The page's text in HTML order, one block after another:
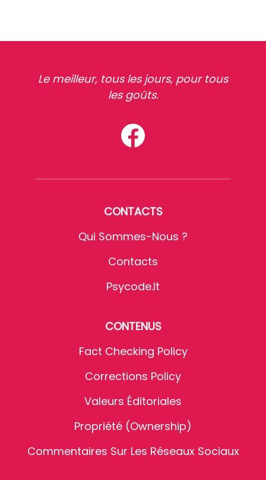
Le meilleur, tous les jours, pour tous
les goûts.
CONTACTS
Qui Sommes-Nous ?
Contacts
Psycode.it
CONTENUS
Fact Checking Policy
Corrections Policy
Valeurs Éditoriales
Propriété (Ownership)
Commentaires Sur Les Réseaux Sociaux